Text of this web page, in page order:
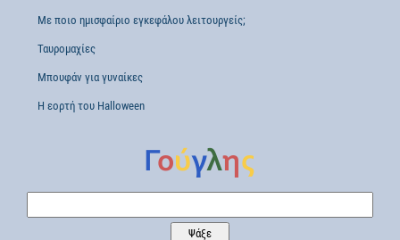
Με ποιο ημισφαίριο εγκεφάλου λειτουργείς;
Ταυρομαχίες
Μπουφάν για γυναίκες
Η εορτή του Halloween